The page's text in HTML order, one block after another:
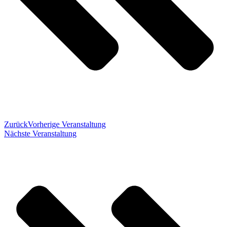
ZurückVorherige Veranstaltung
Nächste Veranstaltung